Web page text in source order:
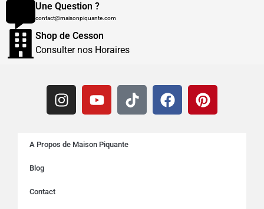
Une Question ?
contact@maisonpiquante.com
Shop de Cesson
Consulter nos Horaires
A Propos de Maison Piquante
Blog
Contact